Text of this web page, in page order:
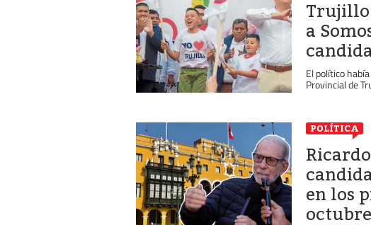
a
El político
Provincial de
POLÍTICA
en los
octubre